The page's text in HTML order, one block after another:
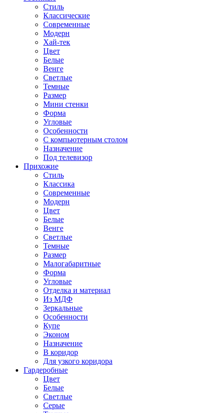
Стиль
Классические
Современные
Модерн
Хай-тек
Цвет
Белые
Венге
Светлые
Темные
Размер
Мини стенки
Форма
Угловые
Особенности
С компьютерным столом
Назначение
Под телевизор
Прихожие
Стиль
Классика
Современные
Модерн
Цвет
Белые
Венге
Светлые
Темные
Размер
Малогабаритные
Форма
Угловые
Отделка и материал
Из МДФ
Зеркальные
Особенности
Купе
Эконом
Назначение
В коридор
Для узкого коридора
Гардеробные
Цвет
Белые
Светлые
Серые